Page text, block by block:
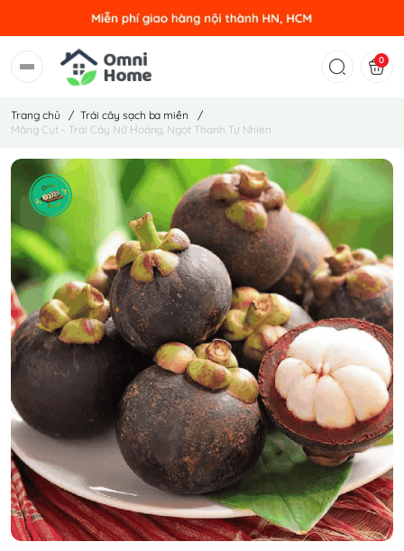
0
Trang chủ / Trái cây sạch ba miền
/
Măng Cụt – Trái Cây Nữ Hoàng, Ngọt Thanh Tự Nhiên